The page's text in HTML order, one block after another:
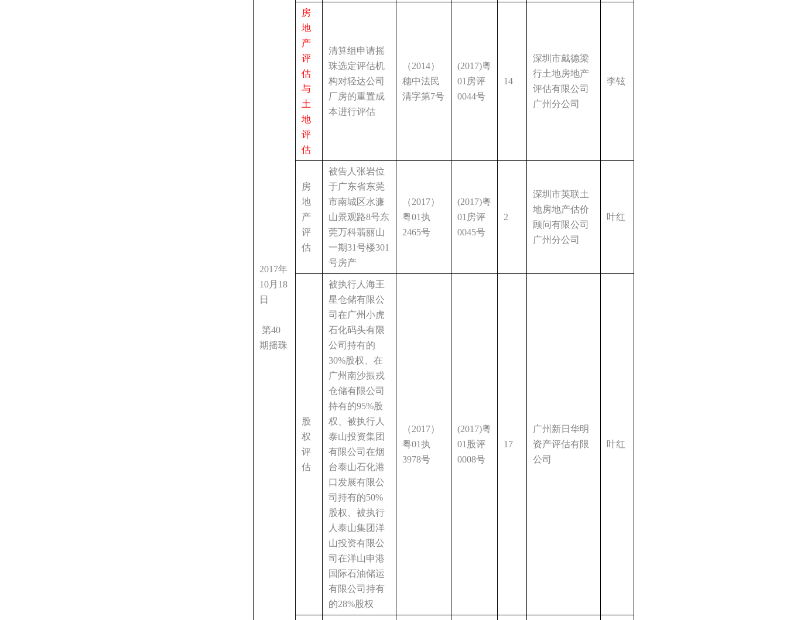
2017年
10月18
日
第40
期摇珠
房
地
产
评
估
与
土
地
评
估
清算组申请摇
珠选定评估机
构对轻达公司
厂房的重置成
本进行评估
（2014）
穗中法民
清字第7号
(2017)粤
01房评
0044号
14
深圳市戴德梁
行土地房地产
评估有限公司
广州分公司
李铉
房
地
产
评
估
被告人张岩位
于广东省东莞
市南城区水濂
山景观路8号东
莞万科翡丽山
一期31号楼301
号房产
（2017）
粤01执
2465号
(2017)粤
01房评
0045号
2
深圳市英联土
地房地产估价
顾问有限公司
广州分公司
叶红
股
权
评
估
被执行人海王
星仓储有限公
司在广州小虎
石化码头有限
公司持有的
30%股权、在
广州南沙振戎
仓储有限公司
持有的95%股
权、被执行人
泰山投资集团
有限公司在烟
台泰山石化港
口发展有限公
司持有的50%
股权、被执行
人泰山集团洋
山投资有限公
司在洋山申港
国际石油储运
有限公司持有
的28%股权
（2017）
粤01执
3978号
(2017)粤
01股评
0008号
17
广州新日华明
资产评估有限
公司
叶红